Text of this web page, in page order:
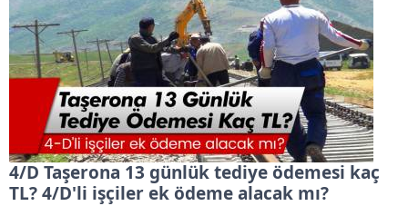
4/D Taşerona 13 günlük tediye ödemesi kaç
TL? 4/D'li işçiler ek ödeme alacak mı?